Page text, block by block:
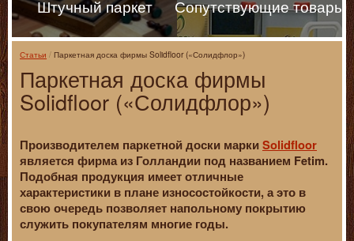
Штучный паркет Сопутствующие товары
Статьи Паркетная доска фирмы Solidfloor («Солидфлор»)
Паркетная доска фирмы
Solidfloor («Солидфлор»)
Производителем паркетной доски маркиSolidfloor
является фирма из Голландии под названием Fetim.
Подобная продукция имеет отличные
характеристики в плане износостойкости, а это в
свою очередь позволяет напольному покрытию
служить покупателям многие годы.